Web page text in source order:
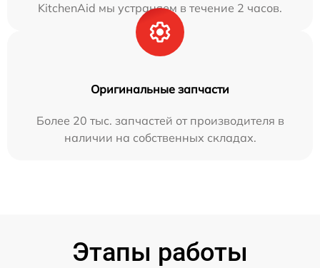
KitchenAid мы устраняем в течение 2 часов.
Оригинальные запчасти
Более 20 тыс. запчастей от производителя в
наличии на собственных складах.
Этапы работы